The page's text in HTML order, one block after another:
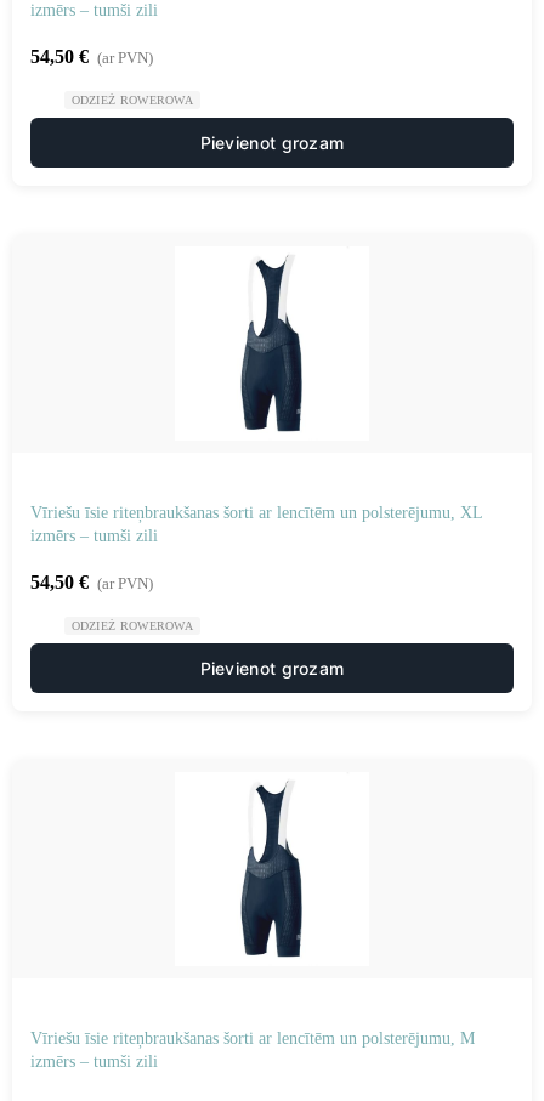
izmērs – tumši zili
54,50 € (ar PVN)
ODZIEŻ ROWEROWA
Pievienot grozam
Vīriešu īsie riteņbraukšanas šorti ar lencītēm un polsterējumu, XL
izmērs – tumši zili
54,50 € (ar PVN)
ODZIEŻ ROWEROWA
Pievienot grozam
Vīriešu īsie riteņbraukšanas šorti ar lencītēm un polsterējumu, M
izmērs – tumši zili